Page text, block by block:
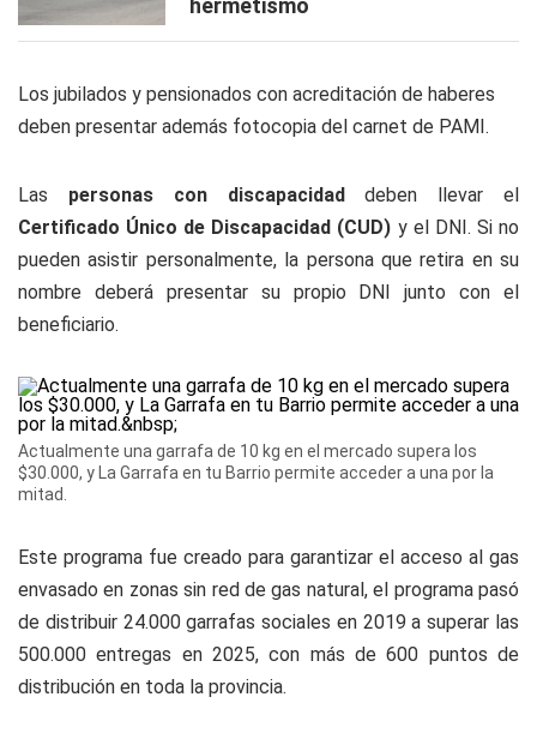
hermetismo
Los jubilados y pensionados con acreditación de haberes
deben presentar además fotocopia del carnet de PAMI.
Las personas con discapacidaddeben llevar el
Certificado Único de Discapacidad (CUD) y el DNI. Si no
pueden asistir personalmente, la persona que retira en su
nombre deberá presentar su propio DNI junto con el
beneficiario.
Actualmente una garrafa de 10 kg en el mercado supera los
$30.000, y La Garrafa en tu Barrio permite acceder a una por la
mitad.
Este programa fue creado para garantizar el acceso al gas
envasado en zonas sin red de gas natural, el programa pasó
de distribuir 24.000 garrafas sociales en 2019 a superar las
500.000 entregas en 2025, con más de 600 puntos de
distribución en toda la provincia.